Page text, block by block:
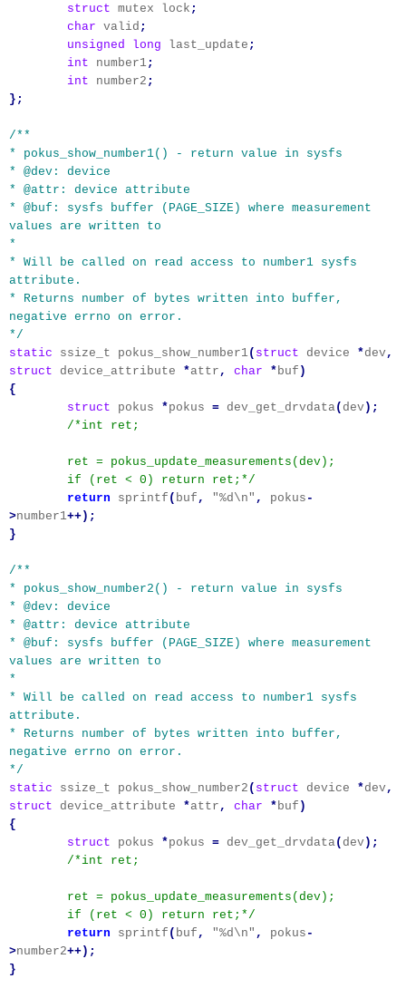
struct mutex lock ;
char valid ;
unsigned
long last_update ;
int number1;
int number2 ;
};
/**
* pokus_show_number1() - return value in sysfs
* @dev: device
* @attr: device attribute
* @buf: sysfs buffer (PAGE_SIZE) where measurement
values are written to
*
* Will be called on read access to number1 sysfs
attribute.
* Returns number of bytes written into buffer,
negative errno on error.
*/
static ssize_t pokus_show_number1( struct device *dev,
struct device_attribute *attr , char * buf )
{
struct pokus *pokus = dev_get_drvdata( dev);
/*int ret;
ret = pokus_update_measurements(dev);
if (ret < 0) return ret;*/
return sprintf ( buf , "%d\n" , pokus -
>number1++);
}
/**
* pokus_show_number2() - return value in sysfs
* @dev: device
* @attr: device attribute
* @buf: sysfs buffer (PAGE_SIZE) where measurement
values are written to
*
* Will be called on read access to number1 sysfs
attribute.
* Returns number of bytes written into buffer,
negative errno on error.
*/
static ssize_t pokus_show_number2 ( struct device *dev,
struct device_attribute *attr , char * buf )
{
struct pokus *pokus = dev_get_drvdata( dev);
/*int ret;
ret = pokus_update_measurements(dev);
if (ret < 0) return ret;*/
return sprintf ( buf , "%d\n" , pokus -
>number2++);
}